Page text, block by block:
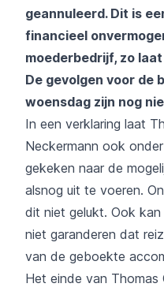
geannuleerd. Dit is
financieel
moederbedrijf, zo
De gevolgen voor de
woensdag zijn nog
In een verklaring laat
Neckermann ook
gekeken naar de
alsnog uit te voeren.
dit niet gelukt. Ook
niet garanderen dat
van de geboekte
Het einde van Thomas